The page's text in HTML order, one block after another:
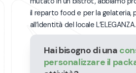
il reparto food e per la gelateria,
all’identità del locale L’ELEGANZA.
Hai bisogno di una
personalizzare il